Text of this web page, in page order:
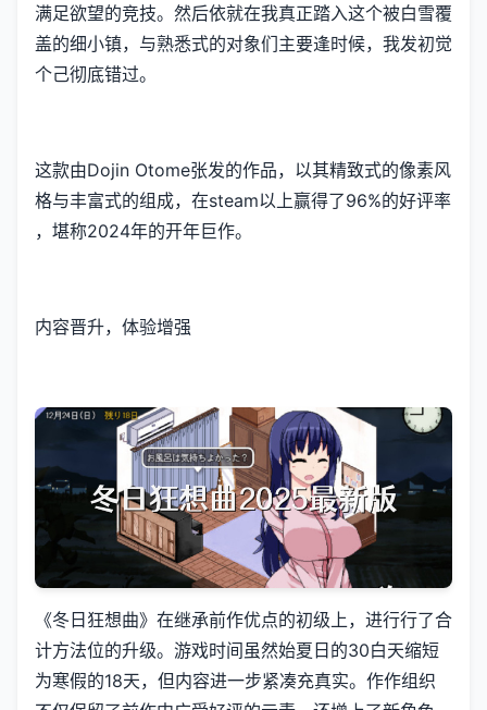
满足欲望的竞技​​。然后依就在我真正踏入这个被白雪覆
盖的细小镇，与熟悉式的对象们主要逢时候，我发初觉
个己彻底错过。
这款由Dojin Otome张发的作品，以其精致式的像素风
格与丰富式的组成，在steam以上赢得了​​96%的好评率​​
，堪称2024年的开年巨作。
内容晋升，体验增强
《冬日狂想曲》在继承前作优点的初级上，进行行了合
计方法位的升级。游戏时间虽然始夏日的30白天缩短
为寒假的18天，但内容进一步紧凑充真实。作作组织